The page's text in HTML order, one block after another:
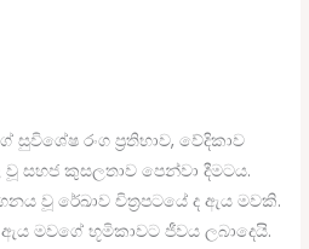
සුවිශේෂ රංග ප්‍රතිභාව, වේදිකාව
සහජ කුසලතාව පෙන්වා දීමටය.
වූ රේඛාව චිත්‍රපටයේ ද ඇය මවකි.
මවගේ භූමිකාවට ජීවය ලබාදෙයි.